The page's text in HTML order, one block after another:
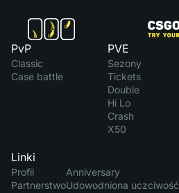
PvP
Classic
Case battle
PVE
Sezony
Tickets
Double
Hi Lo
Crash
X50
Linki
Profil
Partnerstwo
Anniversary
Udowodniona uczciwość